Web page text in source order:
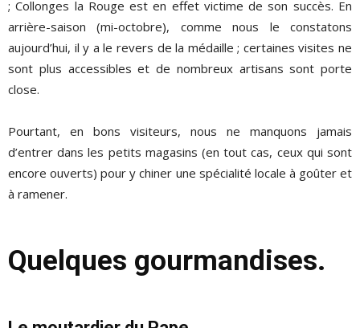
; Collonges la Rouge est en effet victime de son succès. En
arrière-saison (mi-octobre), comme nous le constatons
aujourd’hui, il y a le revers de la médaille ; certaines visites ne
sont plus accessibles et de nombreux artisans sont porte
close.
Pourtant, en bons visiteurs, nous ne manquons jamais
d’entrer dans les petits magasins (en tout cas, ceux qui sont
encore ouverts) pour y chiner une spécialité locale à goûter et
à ramener.
Quelques gourmandises.